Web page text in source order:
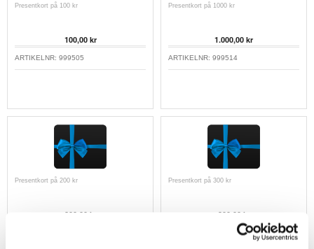
Presentkort på 100 kr
100,00 kr
ARTIKELNR: 999505
Presentkort på 1000 kr
1.000,00 kr
ARTIKELNR: 999514
Presentkort på 200 kr
200,00 kr
Presentkort på 300 kr
300,00 kr
999507